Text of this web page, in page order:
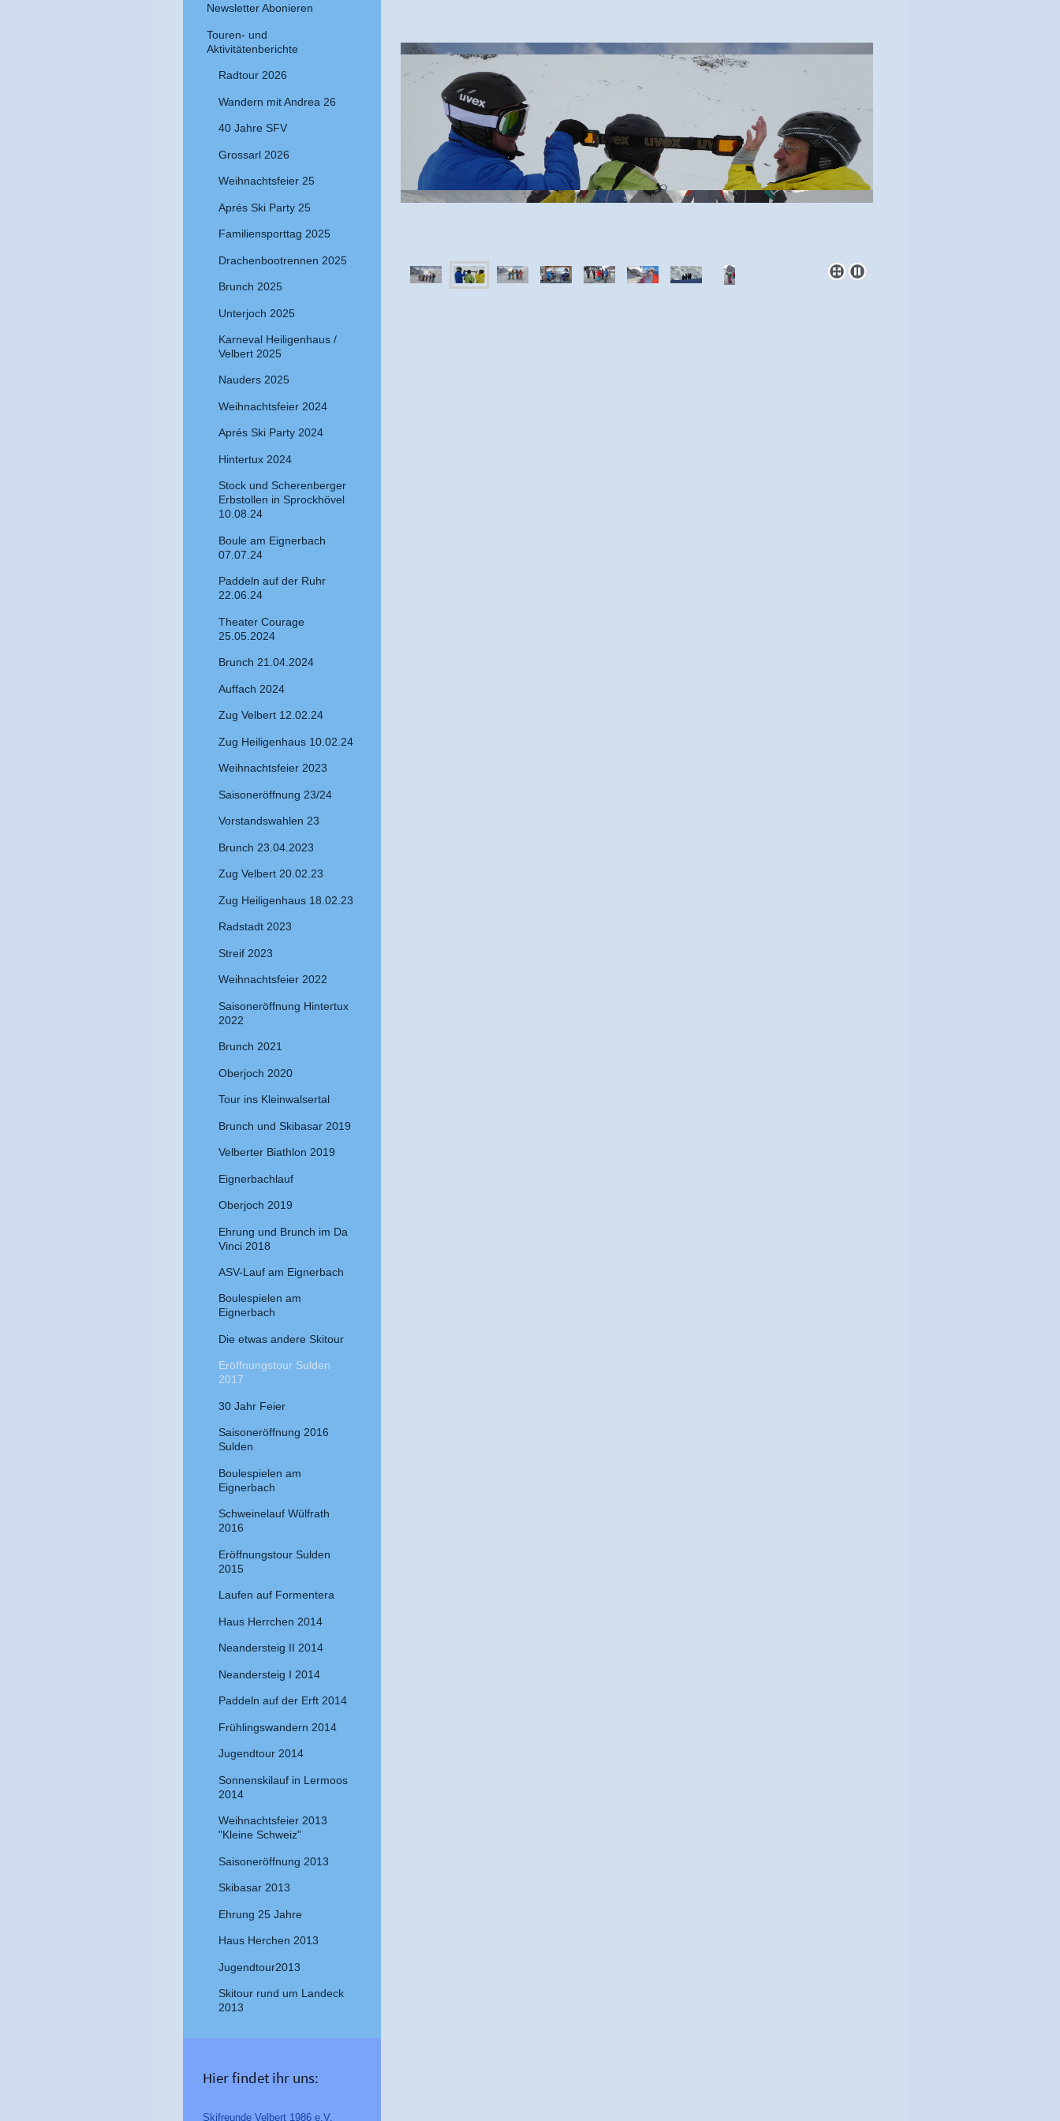
Newsletter Abonieren
Touren- und
Aktivitätenberichte
Radtour 2026
Wandern mit Andrea 26
40 Jahre SFV
Grossarl 2026
Weihnachtsfeier 25
Aprés Ski Party 25
Familiensporttag 2025
Drachenbootrennen 2025
Brunch 2025
Unterjoch 2025
Karneval Heiligenhaus /
Velbert 2025
Nauders 2025
Weihnachtsfeier 2024
Aprés Ski Party 2024
Hintertux 2024
Stock und Scherenberger
Erbstollen in Sprockhövel
10.08.24
Boule am Eignerbach
07.07.24
Paddeln auf der Ruhr
22.06.24
Theater Courage
25.05.2024
Brunch 21.04.2024
Auffach 2024
Zug Velbert 12.02.24
Zug Heiligenhaus 10.02.24
Weihnachtsfeier 2023
Saisoneröffnung 23/24
Vorstandswahlen 23
Brunch 23.04.2023
Zug Velbert 20.02.23
Zug Heiligenhaus 18.02.23
Radstadt 2023
Streif 2023
Weihnachtsfeier 2022
Saisoneröffnung Hintertux
2022
Brunch 2021
Oberjoch 2020
Tour ins Kleinwalsertal
Brunch und Skibasar 2019
Velberter Biathlon 2019
Eignerbachlauf
Oberjoch 2019
Ehrung und Brunch im Da
Vinci 2018
ASV-Lauf am Eignerbach
Boulespielen am
Eignerbach
Die etwas andere Skitour
Eröffnungstour Sulden
2017
30 Jahr Feier
Saisoneröffnung 2016
Sulden
Boulespielen am
Eignerbach
Schweinelauf Wülfrath
2016
Eröffnungstour Sulden
2015
Laufen auf Formentera
Haus Herrchen 2014
Neandersteig II 2014
Neandersteig I 2014
Paddeln auf der Erft 2014
Frühlingswandern 2014
Jugendtour 2014
Sonnenskilauf in Lermoos
2014
Weihnachtsfeier 2013
"Kleine Schweiz"
Saisoneröffnung 2013
Skibasar 2013
Ehrung 25 Jahre
Haus Herchen 2013
Jugendtour2013
Skitour rund um Landeck
2013
Hier findet ihr uns:
Skifreunde Velbert 1986 e.V.